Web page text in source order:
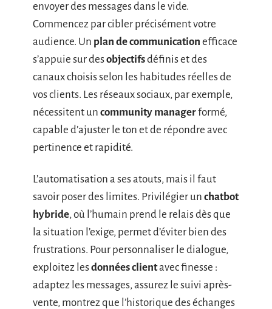
envoyer des messages dans le vide.
Commencez par cibler précisément votre
audience. Un plan de communication efficace
s’appuie sur desobjectifsdéfinis et des
canaux choisis selon les habitudes réelles de
vos clients. Les réseaux sociaux, par exemple,
nécessitent un community managerformé,
capable d’ajuster le ton et de répondre avec
pertinence et rapidité.
L’automatisation a ses atouts, mais il faut
savoir poser des limites. Privilégier un chatbot
hybride, où l’humain prend le relais dès que
la situation l’exige, permet d’éviter bien des
frustrations. Pour personnaliser le dialogue,
exploitez lesdonnées clientavec finesse :
adaptez les messages, assurez le suivi après-
vente, montrez que l’historique des échanges